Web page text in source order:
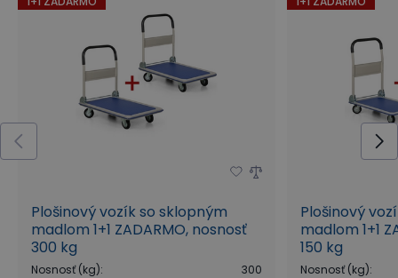
Plošinový vozík so sklopným
madlom 1+1 ZADARMO, nosnosť
300 kg
Nosnosť (kg):
300
Plošinový
madlom 1+1
150 kg
Nosnosť (kg):